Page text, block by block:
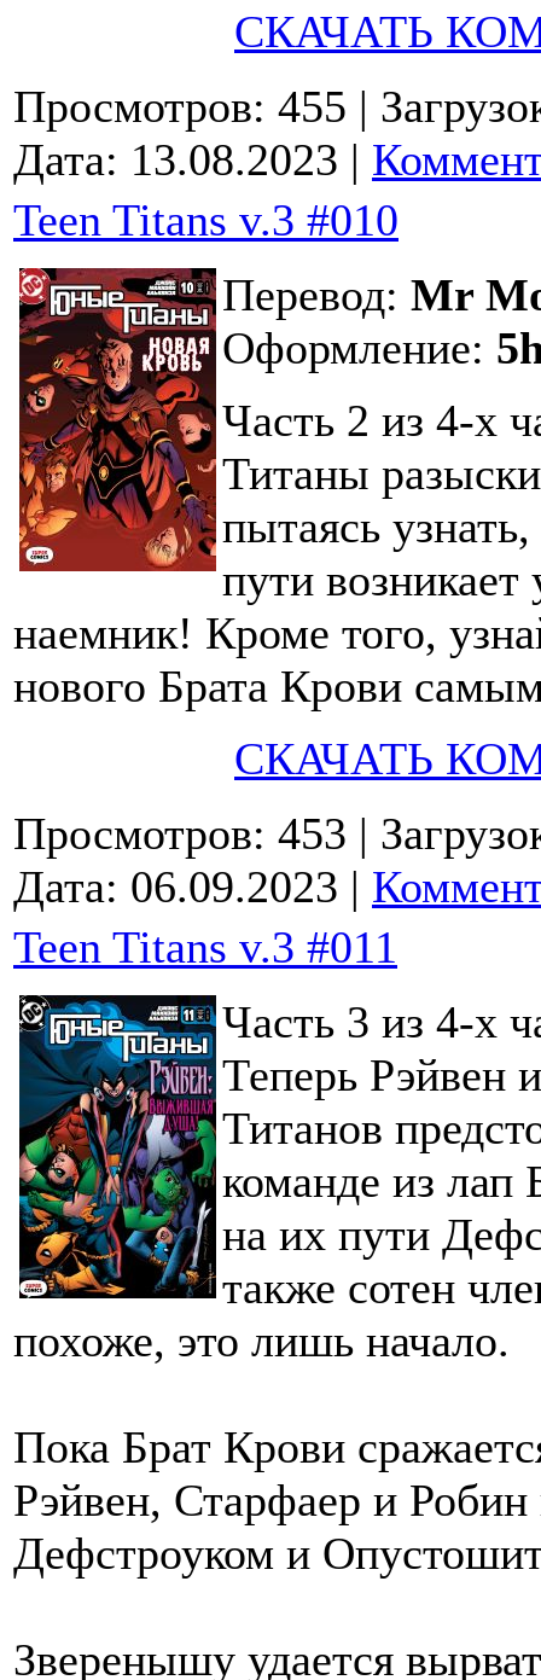
СКАЧАТЬ
Просмотров: 455 |
Дата: 13.08.2023 |
Teen Titans v.3 #010
Перевод: Mr
Оформление:
Часть 2 из 4-х
Титаны
пытаясь
пути
наемник! Кроме того,
нового Брата Крови
СКАЧАТЬ
Просмотров: 453 |
Дата: 06.09.2023 |
Teen Titans v.3 #011
Часть 3 из 4-х
Теперь Рэйвен
Титанов
команде из лап
на их пути
также сотен
похоже, это лишь начало.
Пока Брат Крови
Рэйвен, Старфаер и
Дефстроуком и
Зверенышу удается